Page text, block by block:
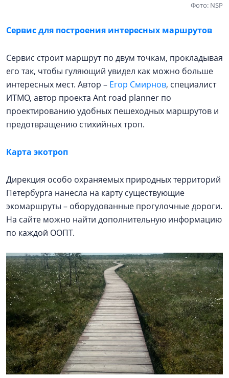
Фото: NSP
Сервис для построения интересных маршрутов
Сервис строит маршрут по двум точкам, прокладывая
его так, чтобы гуляющий увидел как можно больше
интересных мест. Автор – Егор Смирнов, специалист
ИТМО, автор проекта Ant road planner по
проектированию удобных пешеходных маршрутов и
предотвращению стихийных троп.
Карта экотроп
Дирекция особо охраняемых природных территорий
Петербурга нанесла на карту существующие
экомаршруты – оборудованные прогулочные дороги.
На сайте можно найти дополнительную информацию
по каждой ООПТ.